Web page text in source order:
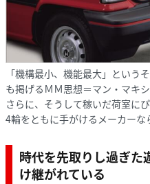
「機構最小、機能最大」という
も掲げるＭＭ思想＝マン・マキ
さらに、そうして稼いだ荷室に
4輪をともに手がけるメーカーな
時代を先取りし過ぎた
け継がれている